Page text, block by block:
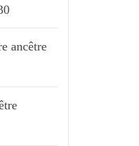
ancêtre